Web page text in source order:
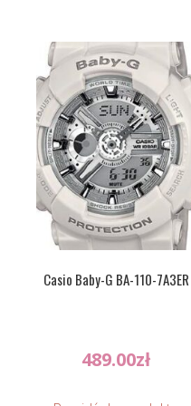
Casio Baby-G BA-110-7A3ER
489.00zł